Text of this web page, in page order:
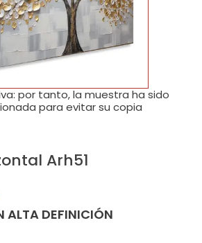
por tanto, la muestra ha sido
para evitar su copia
Arh51
ALTA DEFINICIÓN